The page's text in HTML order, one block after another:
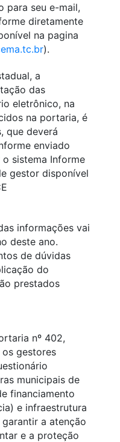
para seu e-mail,
diretamente
na pagina
).
a
das
eletrônico, na
na portaria, é
que deverá
enviado
sistema Informe
gestor disponível
informações vai
deste ano.
de dúvidas
do
prestados
nº 402,
gestores
municipais de
financiamento
e infraestrutura
a atenção
e a proteção